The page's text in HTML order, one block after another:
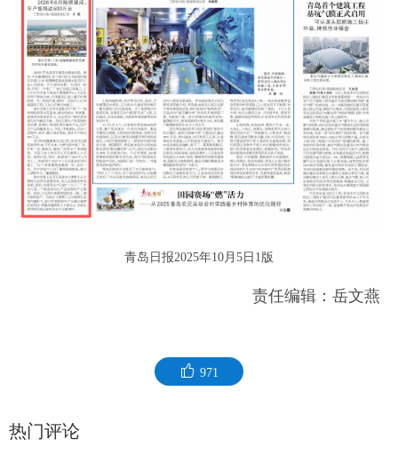
青岛日报2025年10月5日1版
责任编辑：岳文燕
971
热门评论